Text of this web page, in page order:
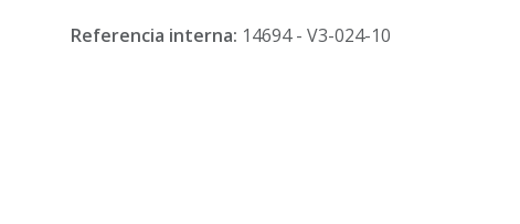
Referencia interna: 14694 - V3-024-10